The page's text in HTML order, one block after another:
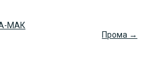
Прома →